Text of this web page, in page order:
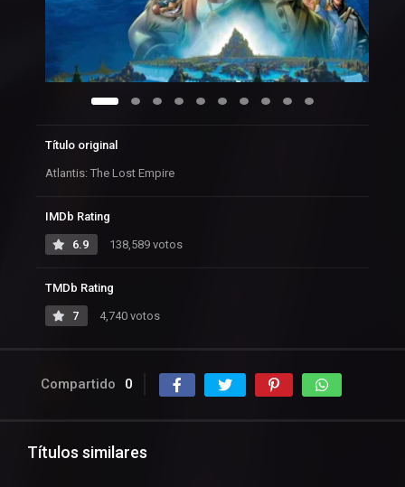
Título original
Atlantis: The Lost Empire
IMDb Rating
6.9 138,589 votos
TMDb Rating
7 4,740 votos
Compartido 0
Títulos similares